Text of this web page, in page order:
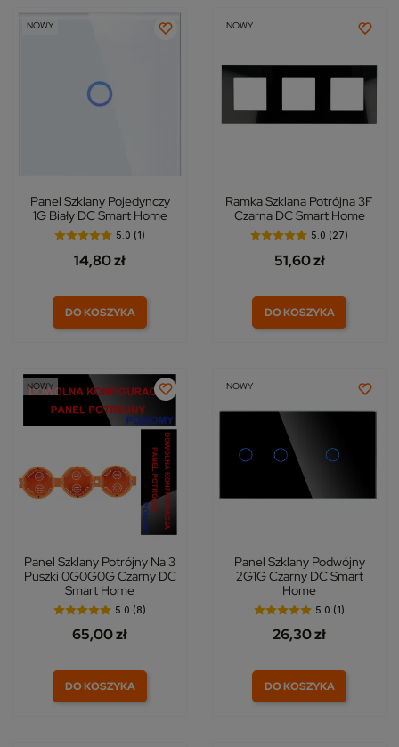
NOWY
Panel Szklany Pojedynczy
1G Biały DC Smart Home
5.0 (1)
14,80 zł
DO KOSZYKA
NOWY
Ramka Szklana Potrójna 3F
Czarna DC Smart Home
5.0 (27)
51,60 zł
DO KOSZYKA
NOWY
Panel Szklany Potrójny Na 3
Puszki 0G0G0G Czarny DC
Smart Home
5.0 (8)
65,00 zł
DO KOSZYKA
NOWY
Panel Szklany Podwójny
2G1G Czarny DC Smart
Home
5.0 (1)
26,30 zł
DO KOSZYKA